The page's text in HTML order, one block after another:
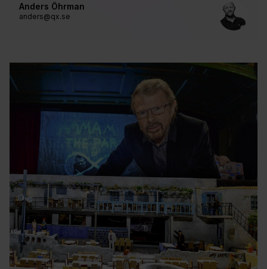
Anders Öhrman
anders@qx.se